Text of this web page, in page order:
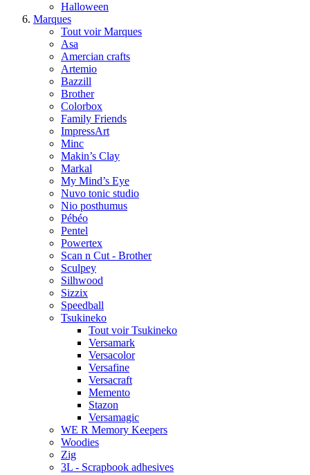
Halloween
Marques
Tout voir Marques
Asa
Amercian crafts
Artemio
Bazzill
Brother
Colorbox
Family Friends
ImpressArt
Minc
Makin’s Clay
Markal
My Mind’s Eye
Nuvo tonic studio
Nio posthumus
Pébéo
Pentel
Powertex
Scan n Cut - Brother
Sculpey
Silhwood
Sizzix
Speedball
Tsukineko
Tout voir Tsukineko
Versamark
Versacolor
Versafine
Versacraft
Memento
Stazon
Versamagic
WE R Memory Keepers
Woodies
Zig
3L - Scrapbook adhesives